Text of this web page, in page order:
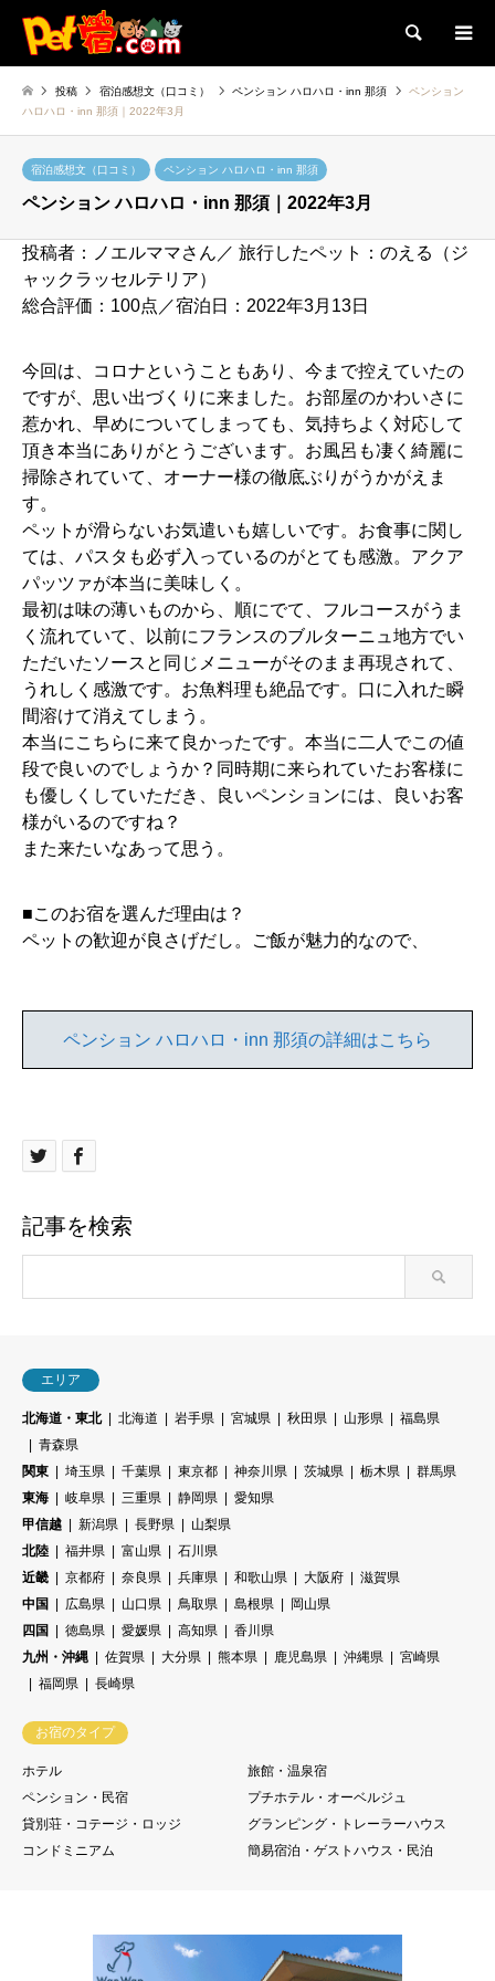
検索
投稿 宿泊感想文（口コミ） ペンション ハロハロ・inn 那須
ペンション
ハロハロ・inn 那須｜2022年3月
宿泊感想文（口コミ） ペンション ハロハロ・inn 那須
ペンション ハロハロ・inn 那須｜2022年3月
投稿者：ノエルママさん／ 旅行したペット：のえる（ジ
ャックラッセルテリア）
総合評価：100点／宿泊日：2022年3月13日
今回は、コロナということもあり、今まで控えていたの
ですが、思い出づくりに来ました。お部屋のかわいさに
惹かれ、早めについてしまっても、気持ちよく対応して
頂き本当にありがとうございます。お風呂も凄く綺麗に
掃除されていて、オーナー様の徹底ぶりがうかがえま
す。
ペットが滑らないお気遣いも嬉しいです。お食事に関し
ては、パスタも必ず入っているのがとても感激。アクア
パッツァが本当に美味しく。
最初は味の薄いものから、順にでて、フルコースがうま
く流れていて、以前にフランスのブルターニュ地方でい
ただいたソースと同じメニューがそのまま再現されて、
うれしく感激です。お魚料理も絶品です。口に入れた瞬
間溶けて消えてしまう。
本当にこちらに来て良かったです。本当に二人でこの値
段で良いのでしょうか？同時期に来られていたお客様に
も優しくしていただき、良いペンションには、良いお客
様がいるのですね？
また来たいなあって思う。
■このお宿を選んだ理由は？
ペットの歓迎が良さげだし。ご飯が魅力的なので、
ペンション ハロハロ・inn 那須の詳細はこちら
記事を検索
エリア
北海道・東北 北海道 岩手県 宮城県 秋田県 山形県
福島県
青森県
関東
埼玉県 千葉県 東京都 神奈川県 茨城県 栃木県
群馬県
東海
岐阜県 三重県 静岡県
愛知県
甲信越
新潟県 長野県
山梨県
北陸
福井県 富山県
石川県
近畿
京都府 奈良県 兵庫県 和歌山県 大阪府
滋賀県
中国
広島県 山口県 鳥取県 島根県
岡山県
四国
徳島県 愛媛県 高知県
香川県
九州・沖縄
佐賀県 大分県 熊本県 鹿児島県 沖縄県
宮崎県
福岡県
長崎県
お宿のタイプ
ホテル
旅館・温泉宿
ペンション・民宿
プチホテル・オーベルジュ
貸別荘・コテージ・ロッジ
グランピング・トレーラーハウス
コンドミニアム
簡易宿泊・ゲストハウス・民泊